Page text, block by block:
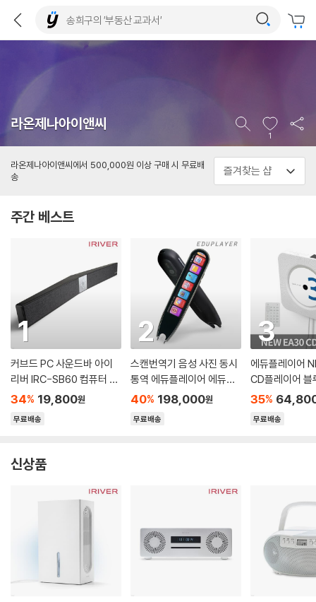
라온제나아이앤씨
1
라온제나아이앤씨에서 500,000원 이상 구매 시 무료배
송
주간 베스트
1
커브드 PC 사운드바 아이
리버 IRC-SB60 컴퓨터 스
피커
34% 19,800원
무료배송
2
스캔번역기 음성 사진 동시
통역 에듀플레이어 에듀딕
S
40% 198,000원
무료배송
3
에듀플레이어
CD플레이어 블
커 FM라디오
알람 MicroSD
35%
무료배송
신상품